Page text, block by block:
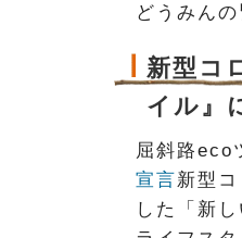
どうみん
新型コ
イル』
屈斜路eco
宣言新型
した「新